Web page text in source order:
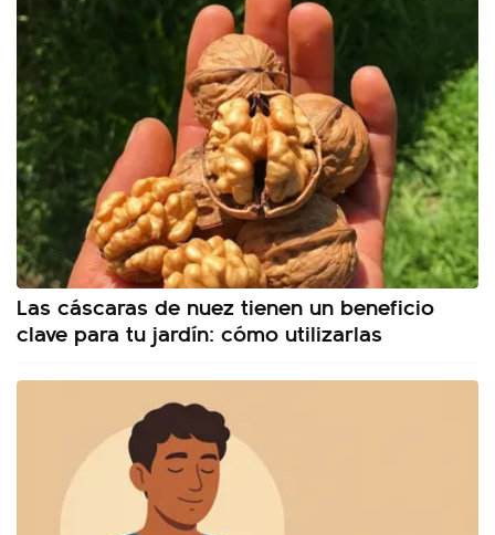
Las cáscaras de nuez tienen un beneficio
clave para tu jardín: cómo utilizarlas